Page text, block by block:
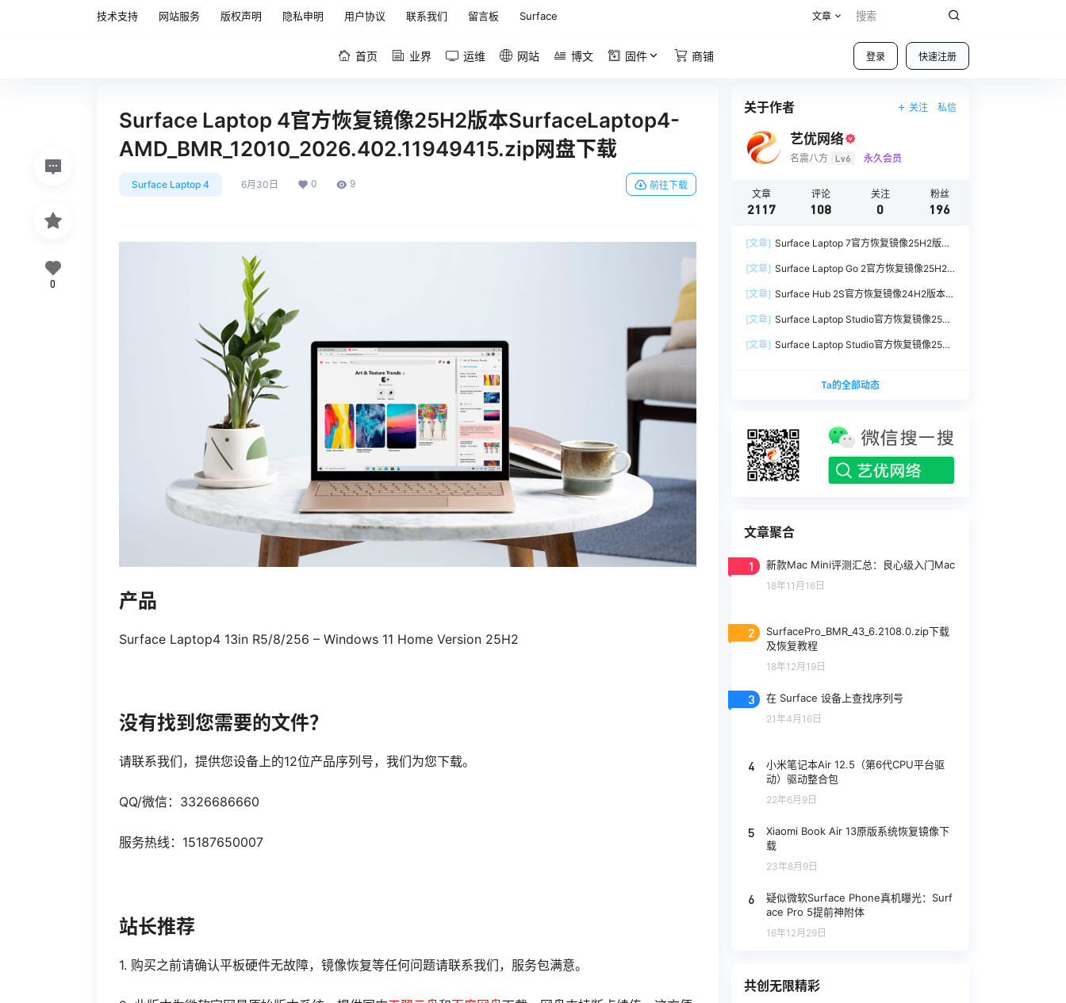
技术支持 网站服务 版权声明 隐私申明 用户协议 联系我们 留言板 Surface 文章
登录 快速注册
首页 业界 运维 网站 博文 固件 商铺
Surface Laptop 4官方恢复镜像25H2版本SurfaceLaptop4-
AMD_BMR_12010_2026.402.11949415.zip网盘下载
Surface Laptop 4 6月30日 0 9 前往下载
产品
Surface Laptop4 13in R5/8/256 – Windows 11 Home Version 25H2
没有找到您需要的文件？
请联系我们，提供您设备上的12位产品序列号，我们为您下载。
QQ/微信：3326686660
服务热线：15187650007
站长推荐
1. 购买之前请确认平板硬件无故障，镜像恢复等任何问题请联系我们，服务包满意。
0
关于作者 关注 私信
艺优网络
名震八方 Lv6 永久会员
文章
2117
评论
108
关注
0
粉丝
196
[文章] Surface Laptop 7官方恢复镜像25H2版本
254.zip网盘下载
[文章] Surface Laptop Go 2官方恢复镜像25H2
SurfaceLaptopGo2_BMR_42032_2026.507.118
98505.zip网盘下载
[文章] Surface Hub 2S官方恢复镜像24H2版本
7.zip网盘下载
[文章] Surface Laptop Studio官方恢复镜像25H2
SurfaceLaptopStudio_BMR_42032_2026.402.1
[文章] Surface Laptop Studio官方恢复镜像25H2
SurfaceLaptopStudio_BMR_12010_2026.402.11
740375.zip网盘下载
Ta的全部动态
文章聚合
1 新款Mac Mini评测汇总：良心级入门Mac
18年11月16日
2
SurfacePro_BMR_43_6.2108.0.zip下载
及恢复教程
18年12月19日
3 在 Surface 设备上查找序列号
21年4月16日
4
小米笔记本Air 12.5（第6代CPU平台驱
动）驱动整合包
22年6月9日
5
Xiaomi Book Air 13原版系统恢复镜像下
载
23年8月9日
6
疑似微软Surface Phone真机曝光：Surf
ace Pro 5提前神附体
16年12月29日
共创无限精彩